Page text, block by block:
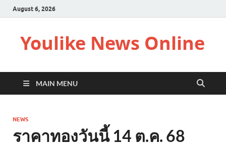
August 6, 2026
Youlike News Online
MAIN MENU
NEWS
ราคาทองวันนี้ 14 ต.ค. 68